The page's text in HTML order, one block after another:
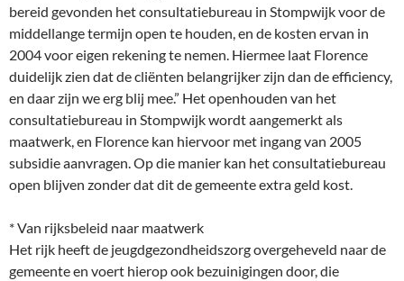
bereid gevonden het consultatiebureau in Stompwijk voor de
middellange termijn open te houden, en de kosten ervan in
2004 voor eigen rekening te nemen. Hiermee laat Florence
duidelijk zien dat de cliënten belangrijker zijn dan de efficiency,
en daar zijn we erg blij mee.” Het openhouden van het
consultatiebureau in Stompwijk wordt aangemerkt als
maatwerk, en Florence kan hiervoor met ingang van 2005
subsidie aanvragen. Op die manier kan het consultatiebureau
open blijven zonder dat dit de gemeente extra geld kost.
* Van rijksbeleid naar maatwerk
Het rijk heeft de jeugdgezondheidszorg overgeheveld naar de
gemeente en voert hierop ook bezuinigingen door, die